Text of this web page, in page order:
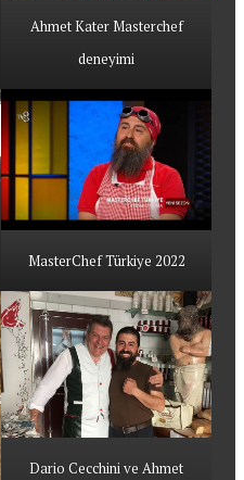
Ahmet Kater Masterchef
deneyimi
MasterChef Türkiye 2022
Dario Cecchini ve Ahmet